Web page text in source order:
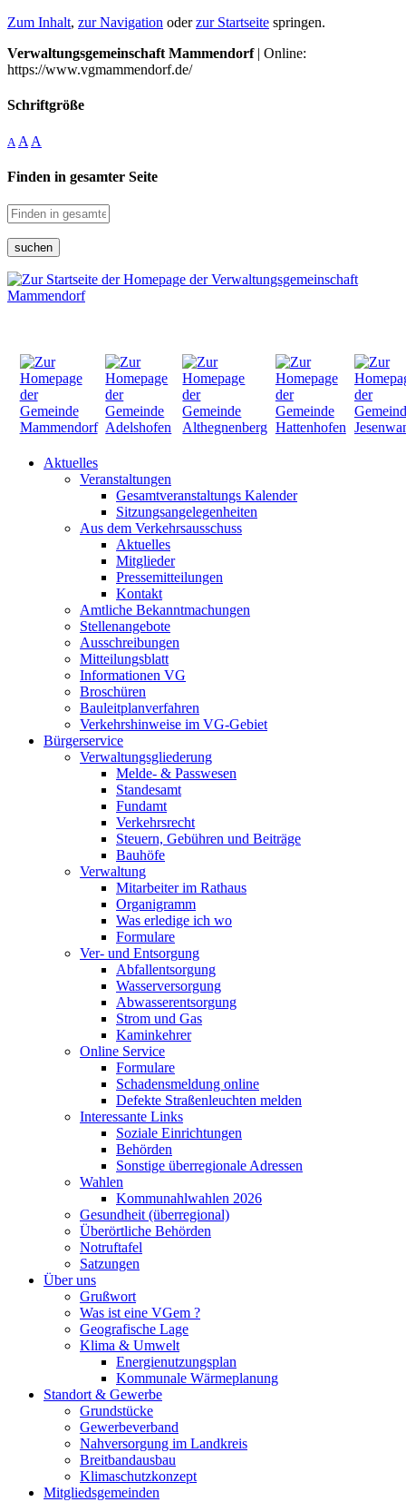
Zum Inhalt, zur Navigation oderzur Startseite springen.
Verwaltungsgemeinschaft Mammendorf| Online:
https://www.vgmammendorf.de/
Schriftgröße
A A A
Finden in gesamter Seite
suchen
Aktuelles
Veranstaltungen
Gesamtveranstaltungs Kalender
Sitzungsangelegenheiten
Aus dem Verkehrsausschuss
Aktuelles
Mitglieder
Pressemitteilungen
Kontakt
Amtliche Bekanntmachungen
Stellenangebote
Ausschreibungen
Mitteilungsblatt
Informationen VG
Broschüren
Bauleitplanverfahren
Verkehrshinweise im VG-Gebiet
Bürgerservice
Verwaltungsgliederung
Melde- & Passwesen
Standesamt
Fundamt
Verkehrsrecht
Steuern, Gebühren und Beiträge
Bauhöfe
Verwaltung
Mitarbeiter im Rathaus
Organigramm
Was erledige ich wo
Formulare
Ver- und Entsorgung
Abfallentsorgung
Wasserversorgung
Abwasserentsorgung
Strom und Gas
Kaminkehrer
Online Service
Formulare
Schadensmeldung online
Defekte Straßenleuchten melden
Interessante Links
Soziale Einrichtungen
Behörden
Sonstige überregionale Adressen
Wahlen
Kommunahlwahlen 2026
Gesundheit (überregional)
Überörtliche Behörden
Notruftafel
Satzungen
Über uns
Grußwort
Was ist eine VGem ?
Geografische Lage
Klima & Umwelt
Energienutzungsplan
Kommunale Wärmeplanung
Standort & Gewerbe
Grundstücke
Gewerbeverband
Nahversorgung im Landkreis
Breitbandausbau
Klimaschutzkonzept
Mitgliedsgemeinden